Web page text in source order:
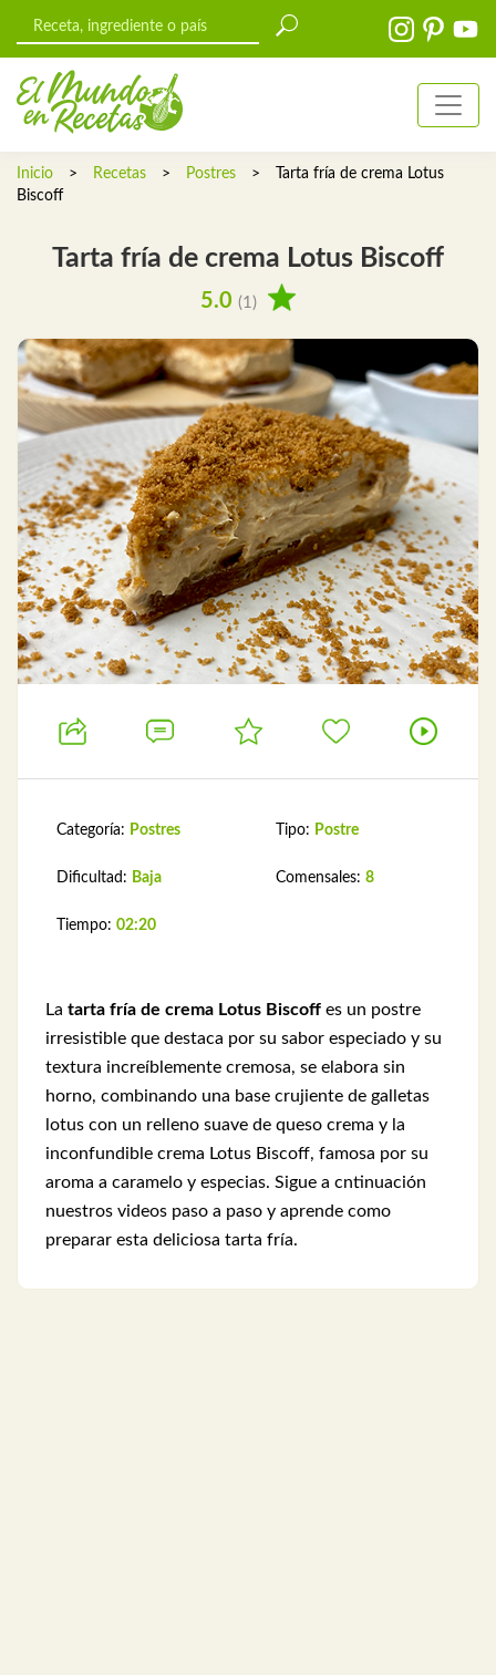
Inicio > Recetas > Postres >
Tarta fría de crema Lotus
Biscoff
Tarta fría de crema Lotus Biscoff
5.0 (1)
Categoría: Postres
Dificultad: Baja
Tiempo: 02:20
Tipo: Postre
Comensales: 8
La tarta fría de crema Lotus Biscoff es un postre
irresistible que destaca por su sabor especiado y su
textura increíblemente cremosa, se elabora sin
horno, combinando una base crujiente de galletas
lotus con un relleno suave de queso crema y la
inconfundible crema Lotus Biscoff, famosa por su
aroma a caramelo y especias. Sigue a cntinuación
nuestros videos paso a paso y aprende como
preparar esta deliciosa tarta fría.